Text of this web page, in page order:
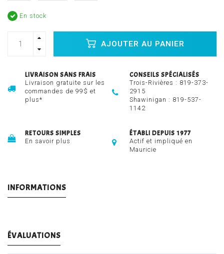
En stock
AJOUTER AU PANIER
LIVRAISON SANS FRAIS
Livraison gratuite sur les
commandes de 99$ et
plus*
CONSEILS SPÉCIALISÉS
Trois-Rivières : 819-373-
2915
Shawinigan : 819-537-
1142
RETOURS SIMPLES
En savoir plus
ÉTABLI DEPUIS 1977
Actif et impliqué en
Mauricie
INFORMATIONS
ÉVALUATIONS